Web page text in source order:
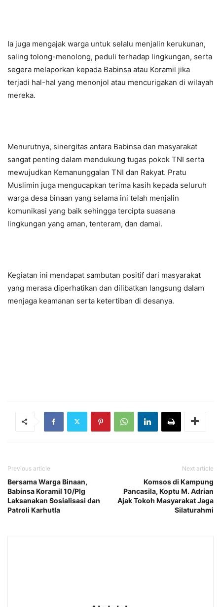
Ia juga mengajak warga untuk selalu menjalin kerukunan,
saling tolong-menolong, peduli terhadap lingkungan, serta
segera melaporkan kepada Babinsa atau Koramil jika
terjadi hal-hal yang menonjol atau mencurigakan di wilayah
mereka.
Menurutnya, sinergitas antara Babinsa dan masyarakat
sangat penting dalam mendukung tugas pokok TNI serta
mewujudkan Kemanunggalan TNI dan Rakyat. Pratu
Muslimin juga mengucapkan terima kasih kepada seluruh
warga desa binaan yang selama ini telah menjalin
komunikasi yang baik sehingga tercipta suasana
lingkungan yang aman, tenteram, dan damai.
Kegiatan ini mendapat sambutan positif dari masyarakat
yang merasa diperhatikan dan dilibatkan langsung dalam
menjaga keamanan serta ketertiban di desanya.
Previous article
Bersama Warga Binaan,
Babinsa Koramil 10/Plg
Laksanakan Sosialisasi dan
Patroli Karhutla
Next article
Komsos di Kampung
Pancasila, Koptu M. Adrian
Ajak Tokoh Masyarakat Jaga
Silaturahmi